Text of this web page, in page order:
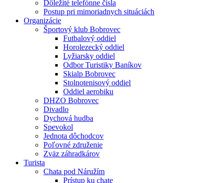
Dôležité telefónne čísla
Postup pri mimoriadnych situáciách
Organizácie
Športový klub Bobrovec
Futbalový oddiel
Horolezecký oddiel
Lyžiarsky oddiel
Odbor Turistiky Baníkov
Skialp Bobrovec
Stolnotenisový oddiel
Oddiel aerobiku
DHZO Bobrovec
Divadlo
Dychová hudba
Spevokol
Jednota dôchodcov
Poľovné združenie
Zväz záhradkárov
Turista
Chata pod Náružím
Prístup ku chate